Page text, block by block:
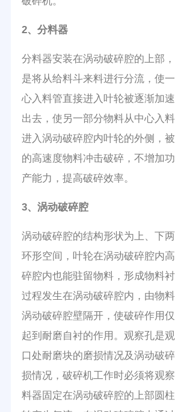
2、分料器
分料器安装在涡动破碎腔的上部
是将从给料斗来料进行分流，使
心入料管直接进入叶轮被逐渐加
出去，使另一部分物料从中心入
进入涡动破碎腔内叶轮的外侧，
的高速度物料冲击破碎，不增加
产能力，提高破碎效率。
3、涡动破碎腔
涡动破碎腔的结构形状为上、下
环形空间，叶轮在涡动破碎腔内
碎腔内也能驻留物料，形成物料
过程发生在涡动破碎腔内，由物
涡动破碎腔壁隔开，使破碎作用
起到耐磨自衬的作用。观察孔是
口处耐磨块的磨损情况及涡动破
损情况，破碎机工作时必须将观
料器固定在涡动破碎腔的上部圆